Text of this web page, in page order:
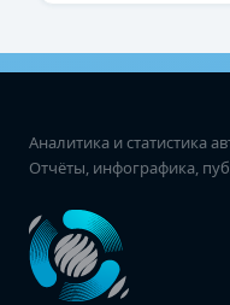
Аналитика и статистика
Отчёты, инфографика,